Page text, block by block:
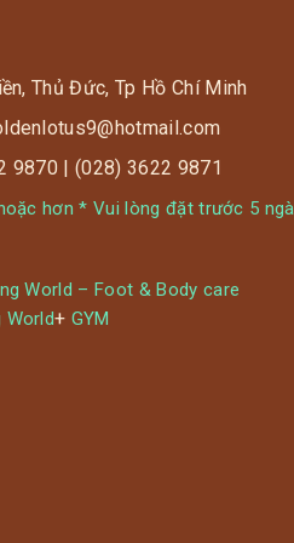
Thủ Đức, Tp Hồ Chí Minh
9870 | (028) 3622 9871
hơn * Vui lòng đặt trước 5
World – Foot & Body care
World+ GYM